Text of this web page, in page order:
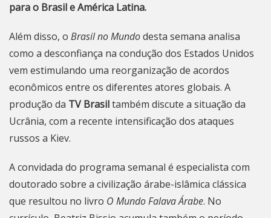
para o Brasil e América Latina.
Além disso, o Brasil no Mundodesta semana analisa
como a desconfiança na condução dos Estados Unidos
vem estimulando uma reorganização de acordos
econômicos entre os diferentes atores globais. A
produção da TV Brasiltambém discute a situação da
Ucrânia, com a recente intensificação dos ataques
russos a Kiev.
A convidada do programa semanal é especialista com
doutorado sobre a civilização árabe-islâmica clássica
que resultou no livro O Mundo Falava Árabe. No